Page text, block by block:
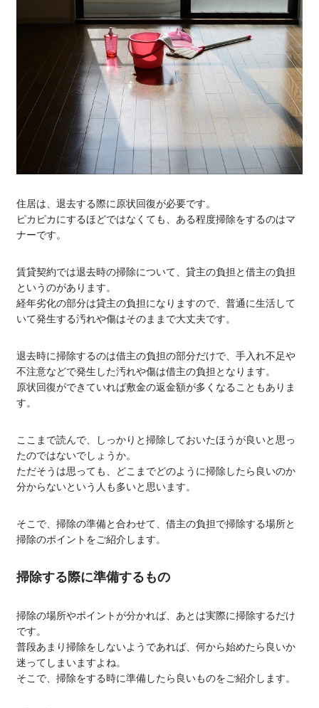
住居は、退去する際に原状回復が必要です。
ピカピカにするほどではなくても、ある程度掃除をするのはマ
ナーです。
賃貸契約では退去時の掃除について、貸主の負担と借主の負担
というのがあります。
経年劣化の部分は貸主の負担になりますので、普通に生活して
いて発生する汚れや傷はそのままで大丈夫です。
退去時に掃除するのは借主の負担の部分だけで、手入れ不足や
不注意などで発生した汚れや傷は借主の負担となります。
原状回復ができていれば敷金の返金額が多くなることもありま
す。
ここまで読んで、しっかりと掃除しておいたほうが良いと思っ
たのではないでしょうか。
ただそうは思っても、どこまでどのように掃除したら良いのか
分からないという人も多いと思います。
そこで、掃除の準備と合わせて、借主の負担で掃除する場所と
掃除のポイントをご紹介します。
掃除する際に準備するもの
掃除の場所やポイントが分かれば、あとは実際に掃除するだけ
です。
普段あまり掃除をしないようであれば、何から始めたら良いか
迷ってしまいますよね。
そこで、掃除をする時に準備したら良いものをご紹介します。